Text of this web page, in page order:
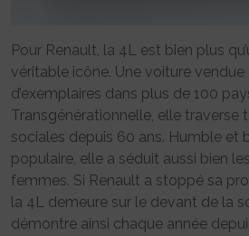
Pour Renault, la 4L est bien plus
véritable icône. Une voiture
d’exemplaires dans plus de 100
Transgénérationnelle, elle traverse
sociales depuis 60 ans. Humble et
populaire, elle a séduit aussi bien
femmes. Si Renault a stoppé sa
la 4L demeure sur le devant de la
démontre ainsi chaque année